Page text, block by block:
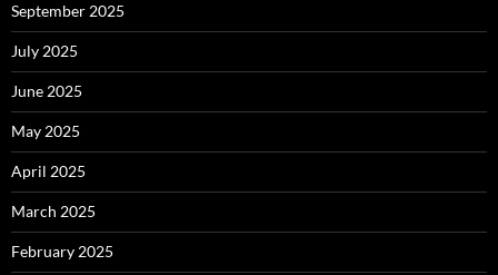
September 2025
July 2025
June 2025
May 2025
April 2025
March 2025
February 2025